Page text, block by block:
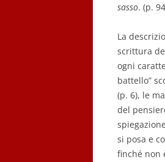
sasso. (p.
La
scrittura
ogni
battello”
(p. 6), le
del
si posa e
finché non